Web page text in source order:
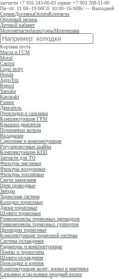
запчасти +7 916 243-00-03 сервис +7 903 208-11-00
Пн−пт: 11:00−19:00Сб: 10:00−16:00Вс — Выходной
СервисДоставкаОплатаКонтакты
Обратный звонок
Личный кабинет
МотозапчастиАксессуарыМоторезина
Корзина пуста
Масла и ГСМ
Motul
Castrol
Liqui moly
Honda
Agip/Eni
Repsol
Yamaha
Kawasaki
Разное
Двигатель
Прокладки и сальники
Комплектующие ГРМ
Крышки двигателя
Поршневые кольца
Вкладыши
Сцепление и комплектующие
Регулировочные шайбы
Комплектующие КПП
Запчасти для ТО
Фильтры масляные
Фильтры воздушные
Фильтры топливные
Свечи зажигания
Цепи приводные
Звёзды
Тормозная система
Колодки тормозные
Диски тормозные
Шланги тормозные
Ремкомплекты тормозных цилиндров
Ремкомплекты тормозных суппортов
Цилиндры тормозные
Комплектующие тормозной системы
Система охлаждения
Радиаторы и комплектующие
Помпы и термостаты
Шланги охлаждения
Прокладки и крепёж
Комплектующие колёс, вилки и маятника
Сальники и пыльники передней вилки